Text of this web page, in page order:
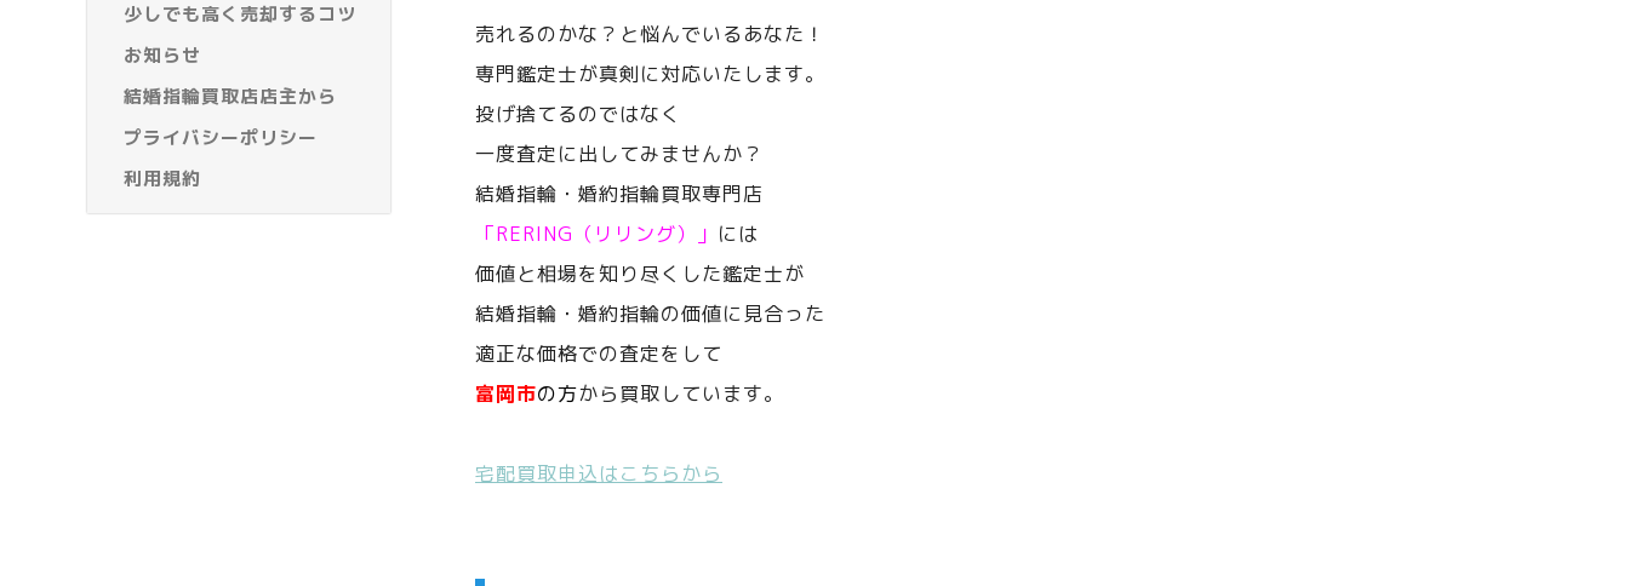
少しでも高く売却するコツ
お知らせ
結婚指輪買取店店主から
プライバシーポリシー
利用規約
売れるのかな？と悩んでいるあなた！
専門鑑定士が真剣に対応いたします。
投げ捨てるのではなく
一度査定に出してみませんか？
結婚指輪・婚約指輪買取専門店
「RERING（リリング）」 には
価値と相場を知り尽くした鑑定士が
結婚指輪・婚約指輪の価値に見合った
適正な価格での査定をして
富岡市の方から買取しています。
宅配買取申込はこちらから